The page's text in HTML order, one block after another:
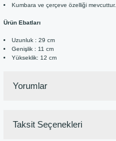
Kumbara ve çerçeve özelliği mevcuttur.
Ürün Ebatları
Uzunluk : 29 cm
Genişlik : 11 cm
Yükseklik: 12 cm
Yorumlar
Taksit Seçenekleri